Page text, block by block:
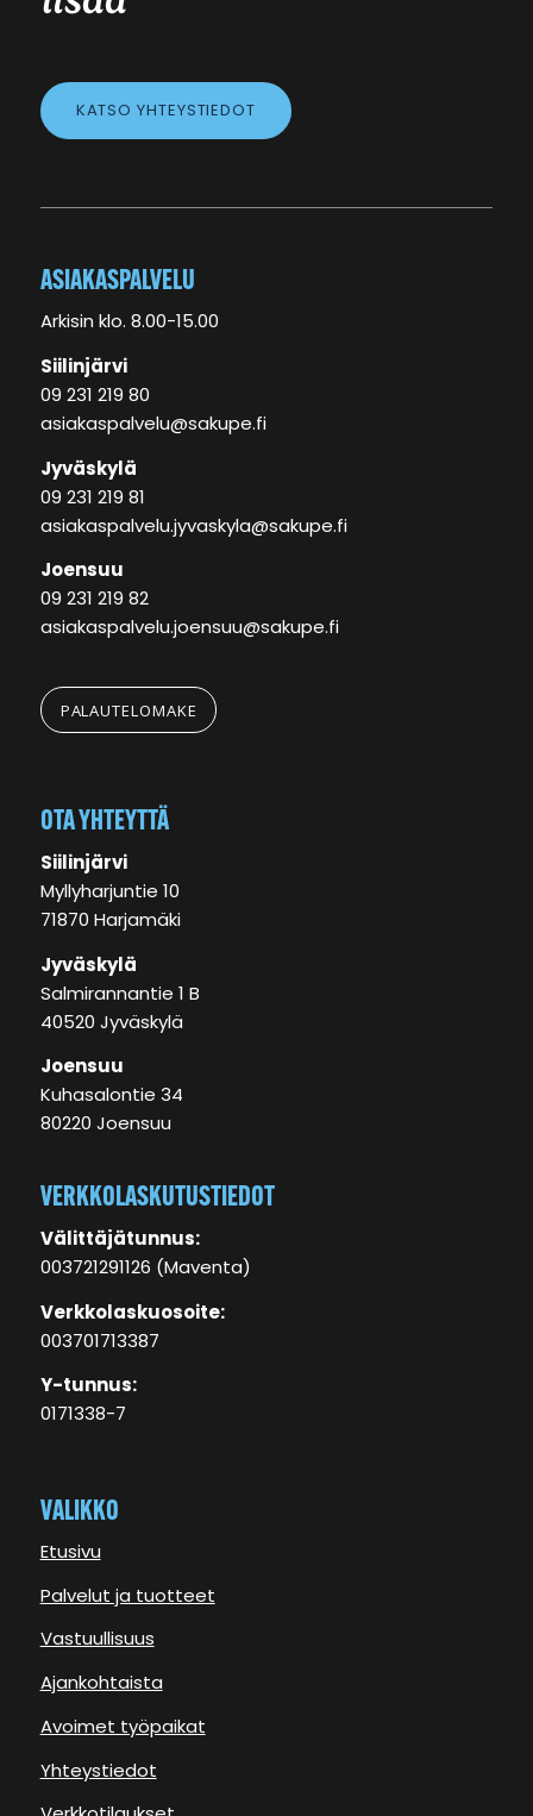
KATSO YHTEYSTIEDOT
ASIAKASPALVELU
Arkisin klo. 8.00-15.00
Siilinjärvi
09 231 219 80
asiakaspalvelu@sakupe.fi
Jyväskylä
09 231 219 81
asiakaspalvelu.jyvaskyla@sakupe.fi
Joensuu
09 231 219 82
asiakaspalvelu.joensuu@sakupe.fi
PALAUTELOMAKE
OTA YHTEYTTÄ
Siilinjärvi
Myllyharjuntie 10
71870 Harjamäki
Jyväskylä
Salmirannantie 1 B
40520 Jyväskylä
Joensuu
Kuhasalontie 34
80220 Joensuu
VERKKOLASKUTUSTIEDOT
Välittäjätunnus:
003721291126 (Maventa)
Verkkolaskuosoite:
003701713387
Y-tunnus:
0171338-7
VALIKKO
Etusivu
Palvelut ja tuotteet
Vastuullisuus
Ajankohtaista
Avoimet työpaikat
Yhteystiedot